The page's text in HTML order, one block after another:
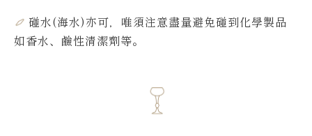
碰水(海水)亦可，唯須注意盡量避免碰到化學製品
如香水、鹼性清潔劑等。